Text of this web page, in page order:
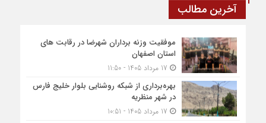
آخرین مطالب
موفقیت وزنه برداران شهرضا در رقابت های
استان اصفهان
بهره‌برداری از شبکه روشنایی بلوار خلیج فارس
در شهر منظریه